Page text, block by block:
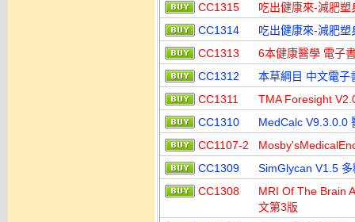
CC1315
吃出健康來-減肥
CC1314
吃出健康來-減肥
CC1313
6本健康醫學 電子
CC1312
本草綱目 中文電子
CC1311
TMA Foresight
CC1310
MedCalc V9.3.0.0
CC1107-2
CC1309
SimGlycan V1.5
CC1308
MRI Of The Brain
文第3版